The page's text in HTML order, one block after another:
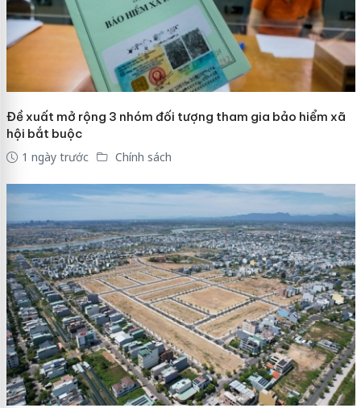
Đề xuất mở rộng 3 nhóm đối tượng tham gia bảo hiểm xã
hội bắt buộc
1 ngày trước
Chính sách